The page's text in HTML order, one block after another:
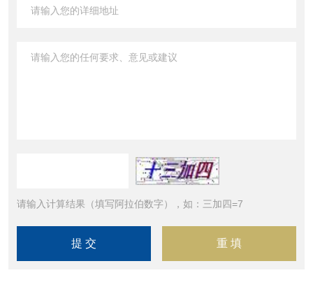
请输入计算结果（填写阿拉伯数字），如：三加四=7